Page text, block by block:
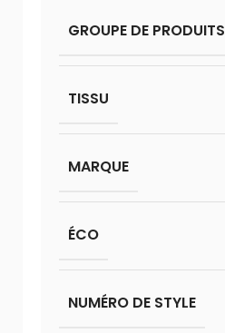
GROUPE DE PRODUITS
TISSU
MARQUE
ÉCO
NUMÉRO DE STYLE